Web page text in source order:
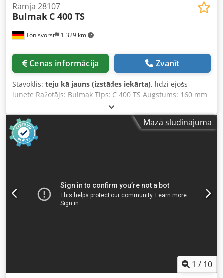
Tönisvorst 1 329 km
Rāmja 28107
Bulmak C 400 TS
Cenas informācija Zvanīt
Stāvoklis: teju kā jauns (izstādes iekārta), līdzi ejošs
lunete Ražotājs: Bulmak Tips: C 400 TS Augstums: 160 mm
Dwsdpsf I Smzofx Alasa Augstums no uzstādīšanas virsmas
līdz lunetes centram: 160 mm Maksimālais vārpstas
diametrs: 110 mm Svars: 14 kg
Mazā sludinājuma
1 / 10